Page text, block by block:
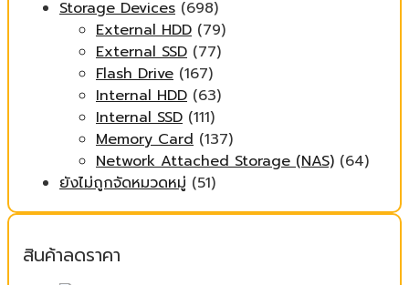
Storage Devices (698)
External HDD (79)
External SSD (77)
Flash Drive (167)
Internal HDD (63)
Internal SSD (111)
Memory Card (137)
Network Attached Storage (NAS) (64)
ยังไม่ถูกจัดหมวดหมู่ (51)
สินค้าลดราคา